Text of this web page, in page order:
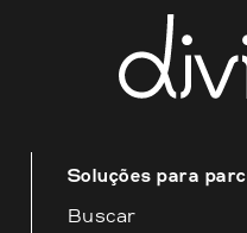
Esperamos que
sejam úteis para
disposição para
atendimento
Soluções para
Buscar